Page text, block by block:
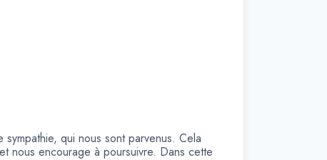
qui nous sont parvenus. Cela
nous encourage à poursuivre. Dans cette